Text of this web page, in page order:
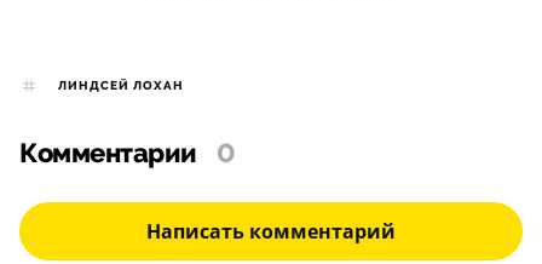
ЛИНДСЕЙ ЛОХАН
Комментарии 0
Написать комментарий